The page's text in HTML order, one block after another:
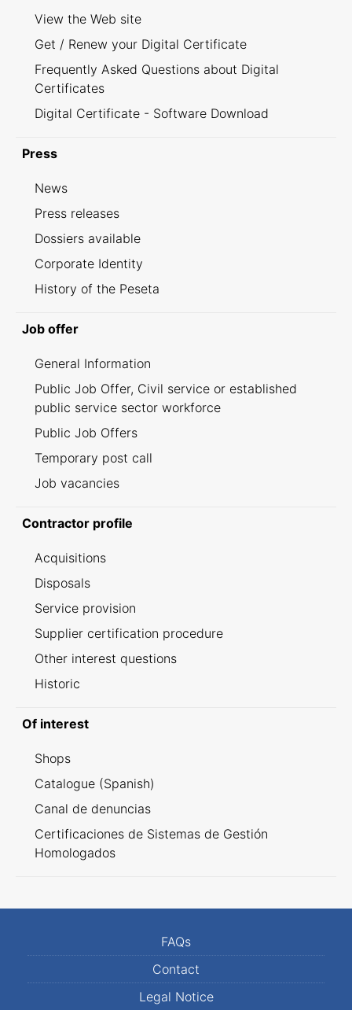
View the Web site
Get / Renew your Digital Certificate
Frequently Asked Questions about Digital
Certificates
Digital Certificate - Software Download
Press
News
Press releases
Dossiers available
Corporate Identity
History of the Peseta
Job offer
General Information
Public Job Offer, Civil service or established
public service sector workforce
Public Job Offers
Temporary post call
Job vacancies
Contractor profile
Acquisitions
Disposals
Service provision
Supplier certification procedure
Other interest questions
Historic
Of interest
Shops
Catalogue (Spanish)
Canal de denuncias
Certificaciones de Sistemas de Gestión
Homologados
FAQs
Contact
Legal Notice